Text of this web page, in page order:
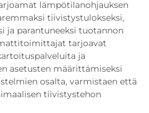
lämpötilanohjauksen
tiivistystulokseksi,
ja parantuneeksi tuotannon
tarjoavat
ja
asetusten määrittämiseksi
osalta, varmistaen että
tiivistystehon